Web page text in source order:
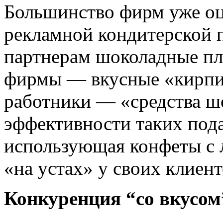
Большинство фирм уже
рекламной
партнерам шоколадные
фирмы — вкусные
работники — «средства
эффективности таких
использующая конфеты с
«на устах» у своих
Конкуренция “со